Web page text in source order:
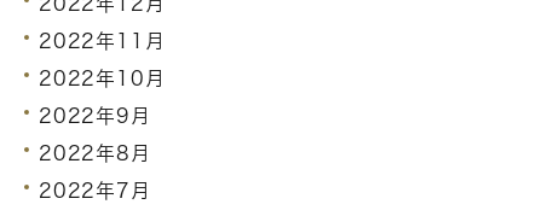
2022年11月
2022年10月
2022年9月
2022年8月
2022年7月